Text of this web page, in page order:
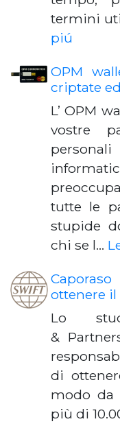
termini
piú
OPM
criptate
L’ OPM
vostre
tutte le
stupide
chi se l…
ottenere il
Lo
&
di
modo
più di